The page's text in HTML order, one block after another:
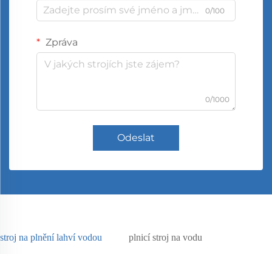
0/100
Zpráva
0/1000
Odeslat
stroj na plnění lahví vodou plnicí stroj na vodu